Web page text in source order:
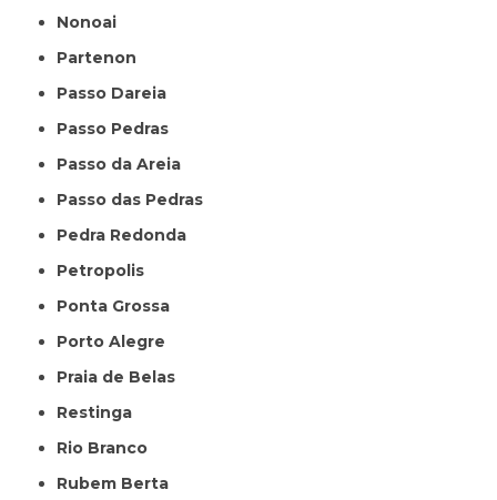
Nonoai
Partenon
Passo Dareia
Passo Pedras
Passo da Areia
Passo das Pedras
Pedra Redonda
Petropolis
Ponta Grossa
Porto Alegre
Praia de Belas
Restinga
Rio Branco
Rubem Berta